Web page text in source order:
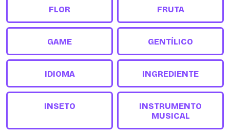
FLOR FRUTA
GAME GENTÍLICO
IDIOMA INGREDIENTE
INSETO
INSTRUMENTO
MUSICAL